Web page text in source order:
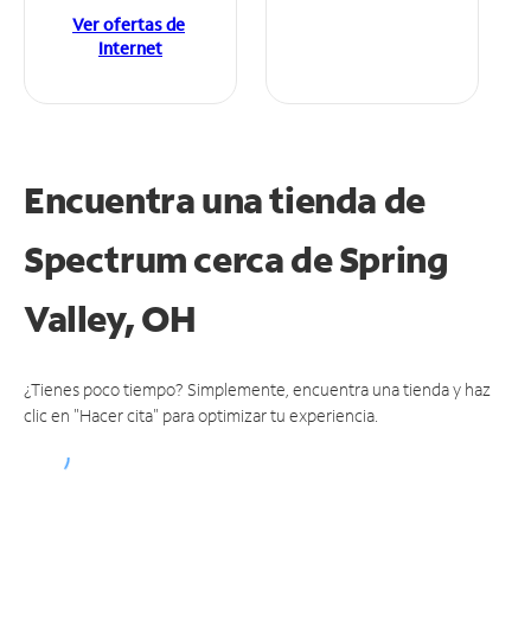
Ver ofertas de
Internet
Encuentra una tienda de
Spectrumcerca de Spring
Valley, OH
¿Tienes poco tiempo? Simplemente, encuentra una tienda y haz
clic en "Hacer cita" para optimizar tu experiencia.